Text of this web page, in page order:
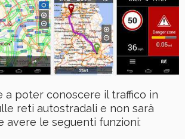
a poter conoscere il traffico in
reti autostradali e non sarà
avere le seguenti funzioni: